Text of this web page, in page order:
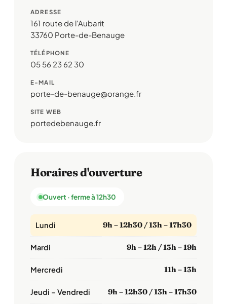
ADRESSE
161 route de l'Aubarit
33760 Porte-de-Benauge
TÉLÉPHONE
05 56 23 62 30
E-MAIL
porte-de-benauge@orange.fr
SITE WEB
portedebenauge.fr
Horaires d'ouverture
Ouvert · ferme à 12h30
Lundi 9h – 12h30 / 13h – 17h30
Mardi 9h – 12h / 13h – 19h
Mercredi 11h – 13h
Jeudi – Vendredi 9h – 12h30 / 13h – 17h30